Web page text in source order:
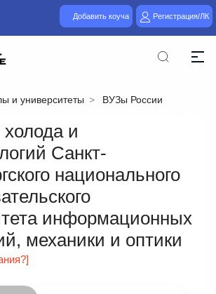
Добавить коуча Регистрация/ЛК
и университеты ВУЗы России
холода и
Санкт-
национального
информационных
механики и оптики